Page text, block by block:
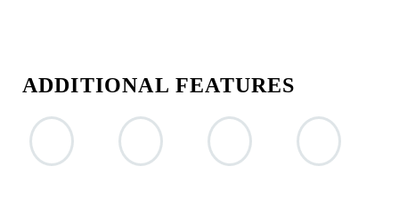
ADDITIONAL FEATURES